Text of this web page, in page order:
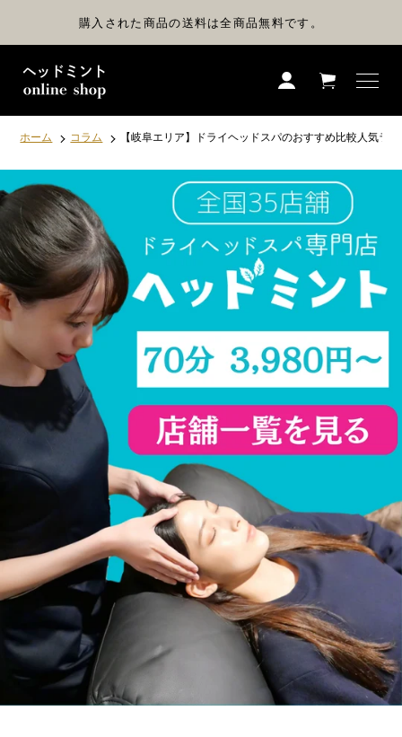
ン
ッ
購入された商品の送料は全商品無料です。
ホーム コラム 【岐阜エリア】ドライヘッドスパのおすすめ比較人気ラ